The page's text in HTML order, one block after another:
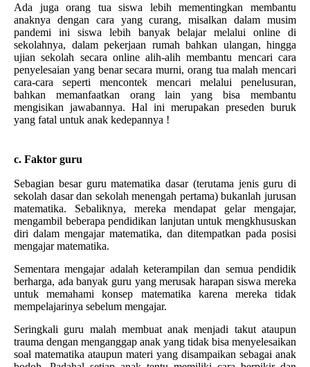
Ada juga orang tua siswa lebih mementingkan membantu
anaknya dengan cara yang curang, misalkan dalam musim
pandemi ini siswa lebih banyak belajar melalui online di
sekolahnya, dalam pekerjaan rumah bahkan ulangan, hingga
ujian sekolah secara online alih-alih membantu mencari cara
penyelesaian yang benar secara murni, orang tua malah mencari
cara-cara seperti mencontek mencari melalui penelusuran,
bahkan memanfaatkan orang lain yang bisa membantu
mengisikan jawabannya. Hal ini merupakan preseden buruk
yang fatal untuk anak kedepannya !
c. Faktor guru
Sebagian besar guru matematika dasar (terutama jenis guru di
sekolah dasar dan sekolah menengah pertama) bukanlah jurusan
matematika. Sebaliknya, mereka mendapat gelar mengajar,
mengambil beberapa pendidikan lanjutan untuk mengkhususkan
diri dalam mengajar matematika, dan ditempatkan pada posisi
mengajar matematika.
Sementara mengajar adalah keterampilan dan semua pendidik
berharga, ada banyak guru yang merusak harapan siswa mereka
untuk memahami konsep matematika karena mereka tidak
mempelajarinya sebelum mengajar.
Seringkali guru malah membuat anak menjadi takut ataupun
trauma dengan menganggap anak yang tidak bisa menyelesaikan
soal matematika ataupun materi yang disampaikan sebagai anak